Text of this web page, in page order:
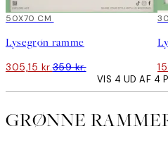
15%*
50X70 CM
Lysegrøn ramme
305,15 kr.359 kr.
VIS 4 UD AF 4
GRØNNE